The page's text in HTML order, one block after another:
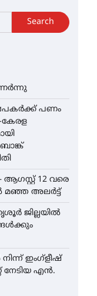
Search
പണം
കേരള
ആഗസ്റ്റ് 12 വരെ
മഞ്ഞ അലർട്ട്
ജില്ലയിൽ
ഇംഗ്ളീഷ്
നേടിയ എൻ.